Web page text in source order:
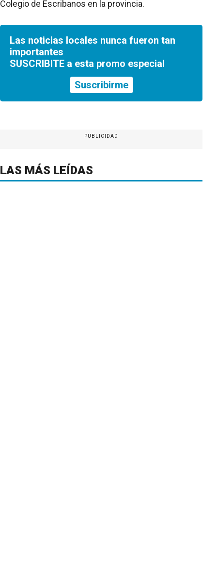
Colegio de Escribanos en la provincia.
Las noticias locales nunca fueron tan
importantes
SUSCRIBITE a esta promo especial
Suscribirme
PUBLICIDAD
LAS MÁS LEÍDAS